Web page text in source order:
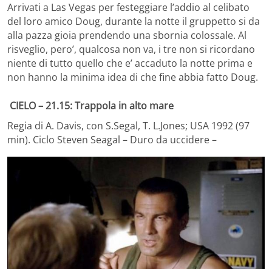
Arrivati a Las Vegas per festeggiare l’addio al celibato
del loro amico Doug, durante la notte il gruppetto si da
alla pazza gioia prendendo una sbornia colossale. Al
risveglio, pero’, qualcosa non va, i tre non si ricordano
niente di tutto quello che e’ accaduto la notte prima e
non hanno la minima idea di che fine abbia fatto Doug.
CIELO – 21.15: Trappola in alto mare
Regia di A. Davis, con S.Segal, T. L.Jones; USA 1992 (97
min). Ciclo Steven Seagal – Duro da uccidere –